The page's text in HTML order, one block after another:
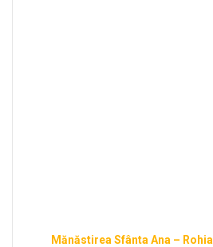
Mănăstirea Sfânta Ana – Rohia